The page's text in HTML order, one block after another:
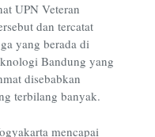
UPN Veteran
dan tercatat
yang berada di
Bandung yang
disebabkan
terbilang banyak.
mencapai